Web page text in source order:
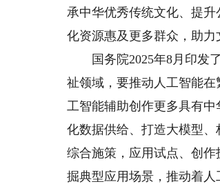
承中华优秀传统文化、提
化资源惠及更多群众，助力
国务院2025年8月印发了
祉领域，要推动人工智能
工智能辅助创作更多具有
化数据供给、打造大模型
综合施策，应用试点、创
掘典型应用场景，推动着人